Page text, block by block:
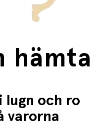
hämta
lugn och ro
varorna